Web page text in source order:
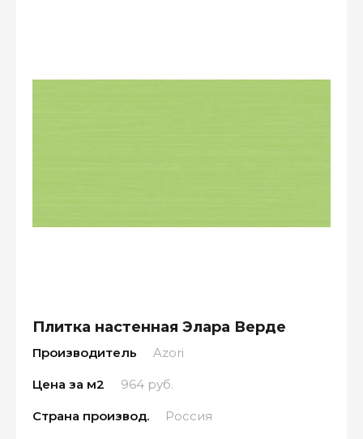
Плитка настенная Элара Верде
Производитель Azori
Цена за м2 964 руб.
Страна производ. Россия